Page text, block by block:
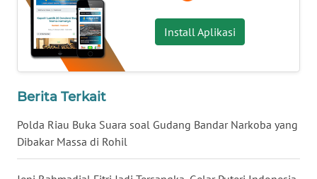
Install Aplikasi
Berita Terkait
Polda Riau Buka Suara soal Gudang Bandar Narkoba yang
Dibakar Massa di Rohil
WN
KALSEL
KALTIM
WN
SULSEL